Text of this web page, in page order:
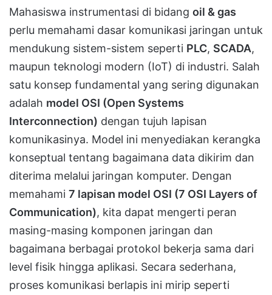
Mahasiswa instrumentasi di bidang oil & gas
perlu memahami dasar komunikasi jaringan untuk
mendukung sistem-sistem seperti PLC, SCADA,
maupun teknologi modern (IoT) di industri. Salah
satu konsep fundamental yang sering digunakan
adalah model OSI (Open Systems
Interconnection) dengan tujuh lapisan
komunikasinya. Model ini menyediakan kerangka
konseptual tentang bagaimana data dikirim dan
diterima melalui jaringan komputer. Dengan
memahami 7 lapisan model OSI (7 OSI Layers of
Communication), kita dapat mengerti peran
masing-masing komponen jaringan dan
bagaimana berbagai protokol bekerja sama dari
level fisik hingga aplikasi. Secara sederhana,
proses komunikasi berlapis ini mirip seperti